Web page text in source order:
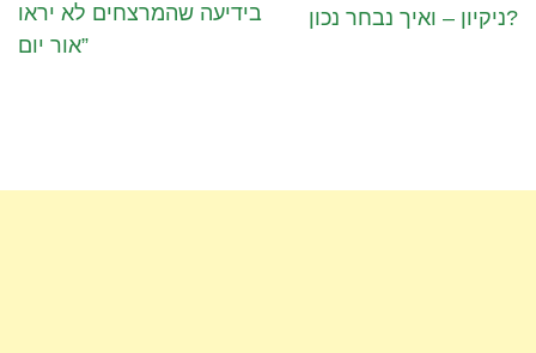
בידיעה שהמרצחים לא יראו
אור יום”
ניקיון – ואיך נבחר נכון?